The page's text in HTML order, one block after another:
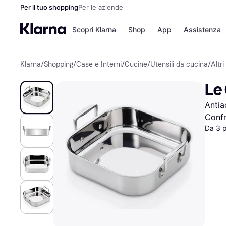
Per il tuo shoppingPer le aziende
Scopri Klarna
Opzioni di
Paga dopo 30 giorni
Finanziamento
Shop
Negozi
Unieuro
Media
eBay
Zalando
Elenco negozi
App Assistenza
Klarna/Shopping/Case e Interni/Cucine/Utensili da cucina/Altri
Le
Da 3